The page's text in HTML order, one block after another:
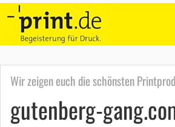
Wir zeigen euch die schönsten
gutenberg-